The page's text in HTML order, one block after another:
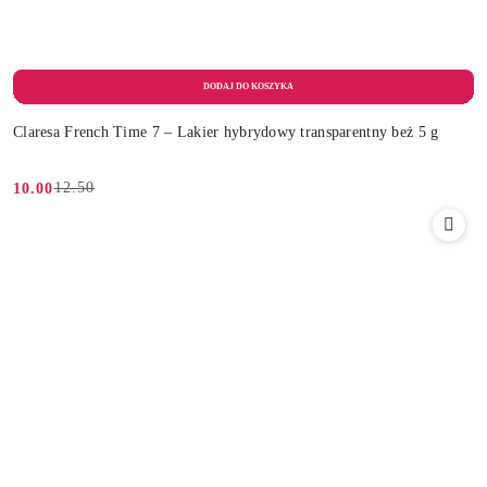
Claresa French Time 7 – Lakier hybrydowy transparentny beż 5 g
Cena
10.00
Cena
12.50